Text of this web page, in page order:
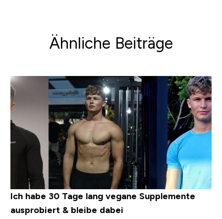
Ähnliche Beiträge
Ich habe 30 Tage lang vegane Supplemente
ausprobiert & bleibe dabei